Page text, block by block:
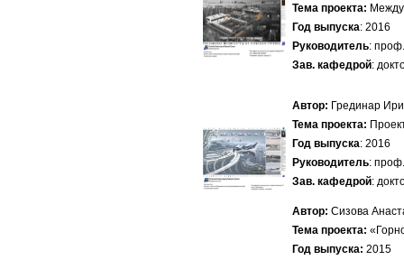
Тема проекта:
Год выпуска: 2016
Руководитель:
Зав. кафедрой:
Автор: Грединар
Тема проекта:
Год выпуска: 2016
Руководитель:
Зав. кафедрой:
Автор:Сизова
Тема проекта:
Год выпуска: 2015